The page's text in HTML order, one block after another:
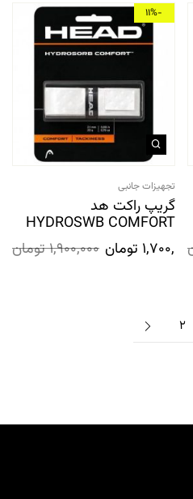
-11%
تجهیزات جانبی
گریپ راکت هد
HYDROSWB COMFORT
1,900,000تومان 1,700,000 تومان
2